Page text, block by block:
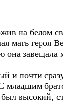
на белом
мать героя
завещала
и почти
младшим
был высокий,